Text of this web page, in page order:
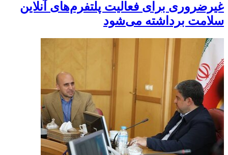
غیرضروری برای فعالیت پلتفرم‌های آنلاین
سلامت برداشته می‌شود